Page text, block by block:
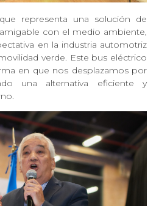
representa una solución de
con el medio ambiente,
en la industria automotriz
verde. Este bus eléctrico
en que nos desplazamos por
una alternativa eficiente y